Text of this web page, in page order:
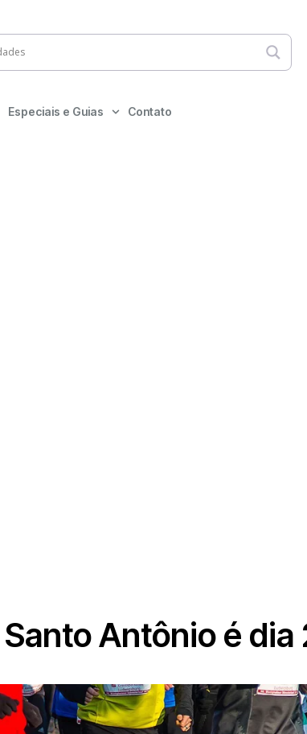
Especiais e Guias Contato
Antônio é dia